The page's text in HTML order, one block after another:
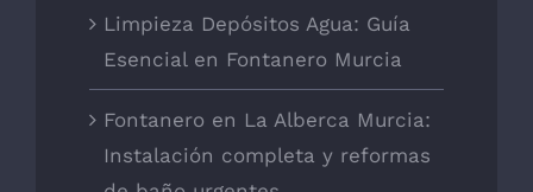
Limpieza Depósitos Agua: Guía
Esencial en Fontanero Murcia
Fontanero en La Alberca Murcia:
Instalación completa y reformas